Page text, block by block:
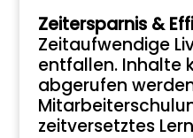
Zeitersparnis &
Zeitaufwendige
entfallen. Inhalte
abgerufen
zeitversetztes